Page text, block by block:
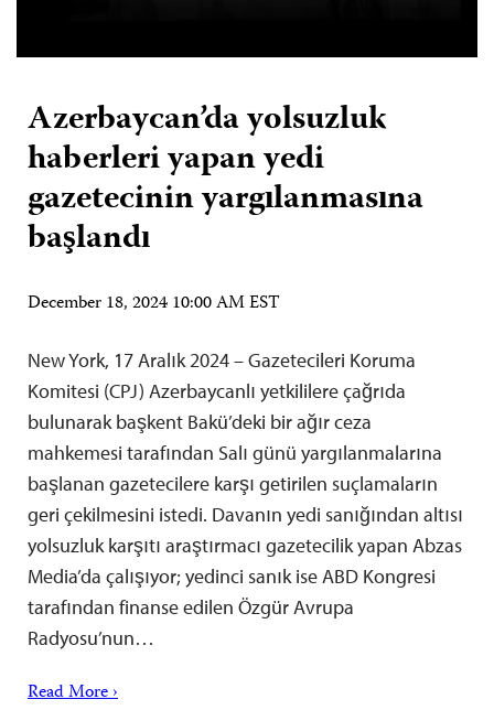
Azerbaycan’da yolsuzluk
haberleri yapan yedi
gazetecinin yargılanmasına
başlandı
December 18, 2024 10:00 AM EST
New York, 17 Aralık 2024 – Gazetecileri Koruma
Komitesi (CPJ) Azerbaycanlı yetkililere çağrıda
bulunarak başkent Bakü’deki bir ağır ceza
mahkemesi tarafından Salı günü yargılanmalarına
başlanan gazetecilere karşı getirilen suçlamaların
geri çekilmesini istedi. Davanın yedi sanığından altısı
yolsuzluk karşıtı araştırmacı gazetecilik yapan Abzas
Media’da çalışıyor; yedinci sanık ise ABD Kongresi
tarafından finanse edilen Özgür Avrupa
Radyosu’nun…
Read More ›